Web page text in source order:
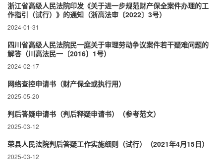
浙江省高级人民法院印发《关于进一步规范财产保全案件办理的工
作指引（试行）》的通知（浙高法审〔2022〕3号）
2024-01-31
四川省高级人民法院民一庭关于审理劳动争议案件若干疑难问题的
解答（川高法民一〔2016〕1号）
2024-02-17
网络查控申请书（财产保全或执行用）
2025-05-20
判后答疑申请书（判后释疑申请书）（参考范文）
2025-03-12
荣县人民法院判后答疑工作实施细则（试行）（2021年4月15日）
2025-03-12